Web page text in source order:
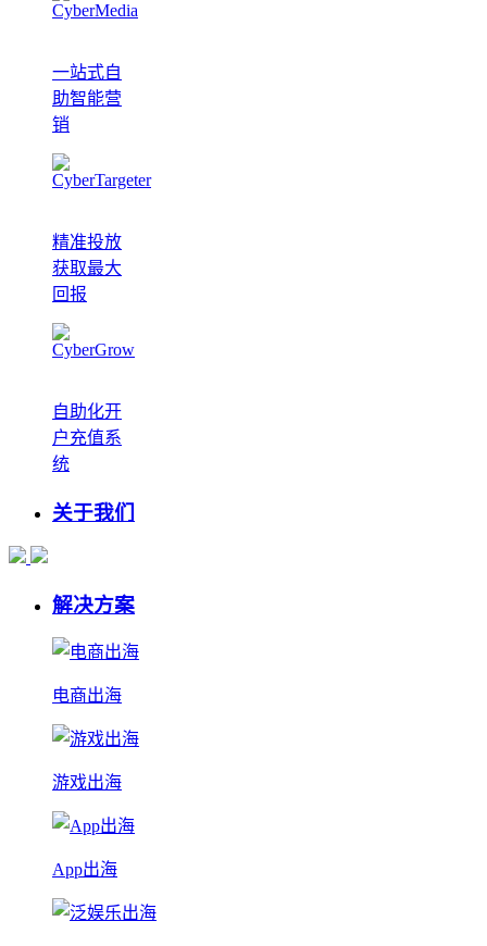
一站式自
助智能营
销
精准投放
获取最大
回报
自助化开
户充值系
统
关于我们
解决方案
电商出海
游戏出海
App出海